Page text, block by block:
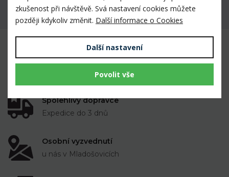
Máte dotaz k produktu?
Mnoho prověřených výrobků veterinárními
lékaři i chovateli
k dispozici skladem
Spolehlivý dopravce
Expedice do 3 dnů
Osobní vyzvednutí
u nás v Mladošovicích
zkušenost při návštěvě. Svá nastavení cookies můžete
později kdykoliv změnit. Další informace o Cookies
Další nastavení
Povolit vše